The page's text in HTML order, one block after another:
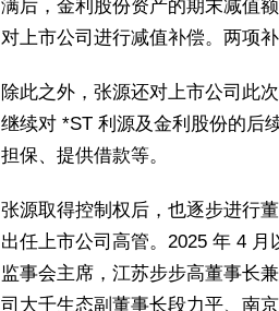
满后，金利股份资产的期末减值
对上市公司进行减值补偿。两项
除此之外，张源还对上市公司此
继续对 *ST 利源及金利股份的后
担保、提供借款等。
张源取得控制权后，也逐步进行
出任上市公司高管。2025 年 4
监事会主席，江苏步步高董事长
司大千生态副董事长段力平、南